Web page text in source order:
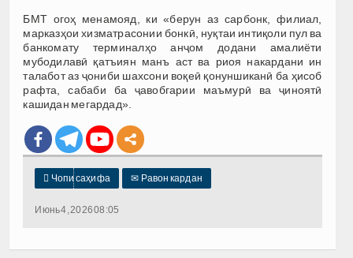
БМТ огоҳ менамояд, ки «берун аз сарбонк, филиал,
марказҳои хизматрасонии бонкӣ, нуқтаи интиқоли пул ва
банкомату терминалҳо анҷом додани амалиёти
мубодилавӣ қатъиян манъ аст ва риоя накардани ин
талабот аз ҷониби шахсони воқеӣ қонуншиканӣ ба ҳисоб
рафта, сабаби ба ҷавобгарии маъмурӣ ва ҷиноятӣ
кашидан мегардад».
 Чопи саҳифа ✉ Равон кардан
Июнь 4, 2026 08:05